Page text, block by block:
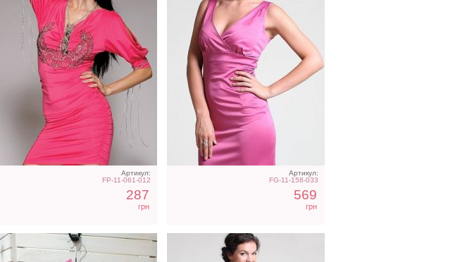
Артикул:
FP-11-061-012
287
грн
Артикул:
FG-11-158-033
569
грн
Майка черная шифоновая
с открытой спиной
Лиловое атласное платье-
карандаш со сборками